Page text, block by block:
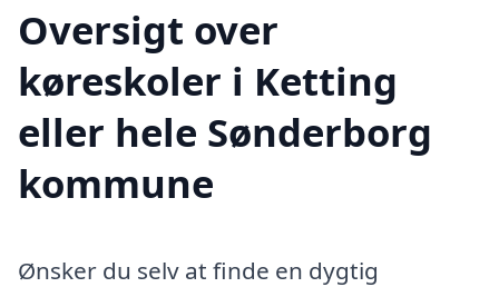
Oversigt over
køreskoler i Ketting
eller hele Sønderborg
kommune
Ønsker du selv at finde en dygtig